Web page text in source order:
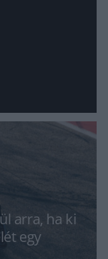
arra, ha ki
egy